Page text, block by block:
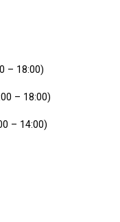
– 18:00)
– 18:00)
– 14:00)